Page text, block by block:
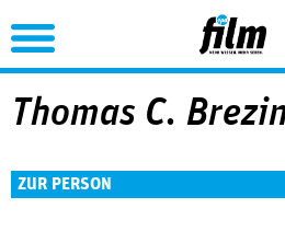
Jump to
Thomas C.
ZUR PERSON